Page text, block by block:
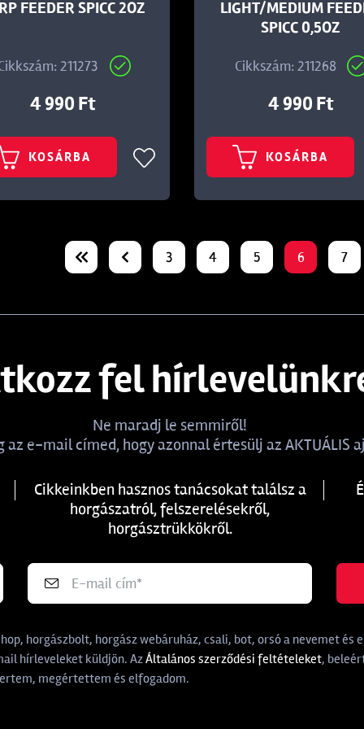
FEEDER SPICC 2OZ
211273
4 990 Ft
KOSÁRBA
LIGHT/MEDIUM
SPICC 0,5OZ
Cikkszám: 211268
4 990 Ft
KOSÁRBA
3 4 5 6 7
fel
Ne maradj le semmiről!
az e-mail címed, hogy azonnal értesülj az AKTUÁLIS
Cikkeinkben hasznos tanácsokat találsz a
horgászatról, felszerelésekről,
horgásztrükkökről.
horgászbolt, horgász webáruház, csali, bot, orsó a nevemet
hírleveleket küldjön. AzÁltalános szerződési feltételeket,
megértettem és elfogadom.